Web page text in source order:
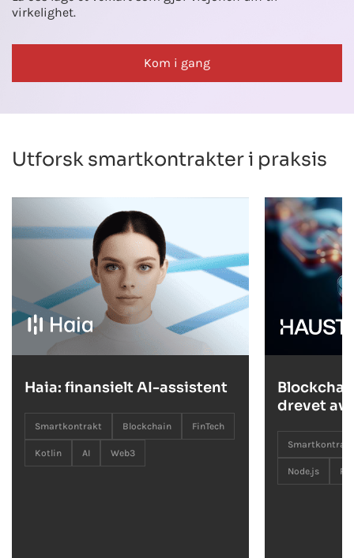
virkelighet.
Kom i gang
Utforsk smartkontrakter i praksis
Haia: finansielt AI-assistent
Smartkontrakt Blockchain FinTech
Kotlin AI Web3
drevet av
Smartkontrakt
Node.js